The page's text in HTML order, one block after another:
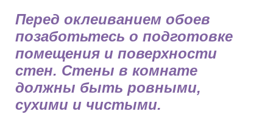
Перед оклеиванием обоев
позаботьтесь о подготовке
помещения и поверхности
стен. Стены в комнате
должны быть ровными,
сухими и чистыми.